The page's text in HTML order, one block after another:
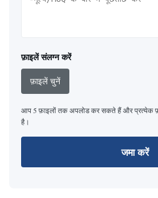
फ़ाइलें संलग्न करें
फ़ाइलें चुनें
आप 5 फ़ाइलों तक अपलोड कर सकते हैं और प्रत्येक
है।
जमा करें